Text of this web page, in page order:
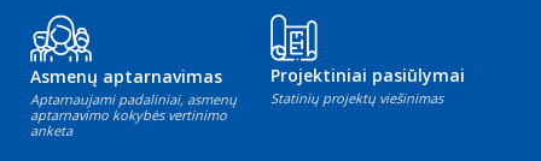
Asmenų aptarnavimas
Aptarnaujami padaliniai, asmenų
aptarnavimo kokybės vertinimo
anketa
Projektiniai pasiūlymai
Statinių projektų viešinimas